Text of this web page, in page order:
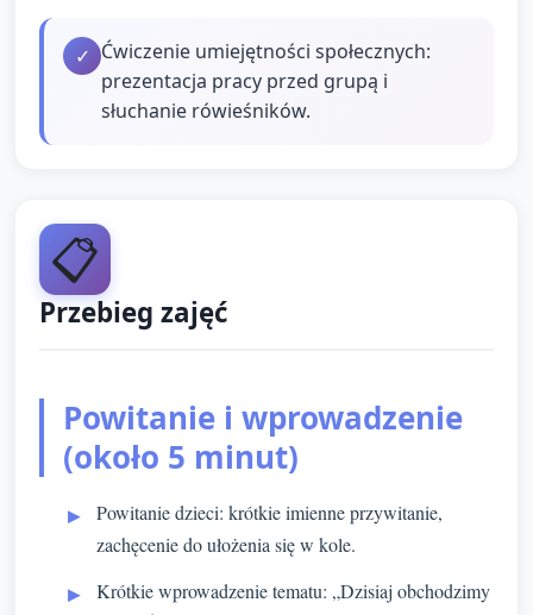
✓ Ćwiczenie umiejętności społecznych:
prezentacja pracy przed grupą i
słuchanie rówieśników.
📋
Przebieg zajęć
Powitanie i wprowadzenie
(około 5 minut)
Powitanie dzieci: krótkie imienne przywitanie,
zachęcenie do ułożenia się w kole.
Krótkie wprowadzenie tematu: „Dzisiaj obchodzimy